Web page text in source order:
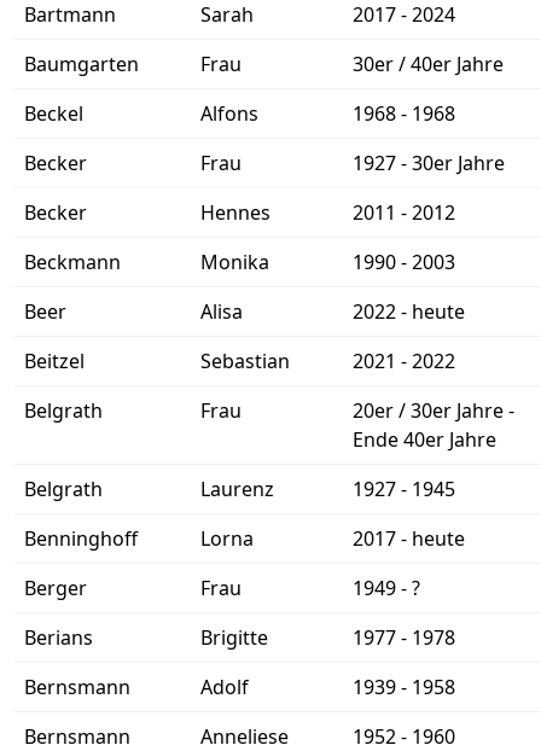
Bartmann
Sarah
2017 - 2024
Baumgarten
Frau
30er / 40er Jahre
Beckel
Alfons
1968 - 1968
Becker
Frau
1927 - 30er Jahre
Becker
Hennes
2011 - 2012
Beckmann
Monika
1990 - 2003
Beer
Alisa
2022 - heute
Beitzel
Sebastian
2021 - 2022
Belgrath
Frau
20er / 30er Jahre -
Ende 40er Jahre
Belgrath
Laurenz
1927 - 1945
Benninghoff
Lorna
2017 - heute
Berger
Frau
1949 - ?
Berians
Brigitte
1977 - 1978
Bernsmann
Adolf
1939 - 1958
Bernsmann
Anneliese
1952 - 1960